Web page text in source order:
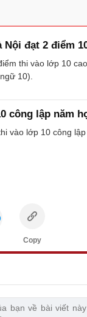
Nội đạt 2 điểm
thi vào lớp 10
10).
công lập năm
vào lớp 10 công
Copy